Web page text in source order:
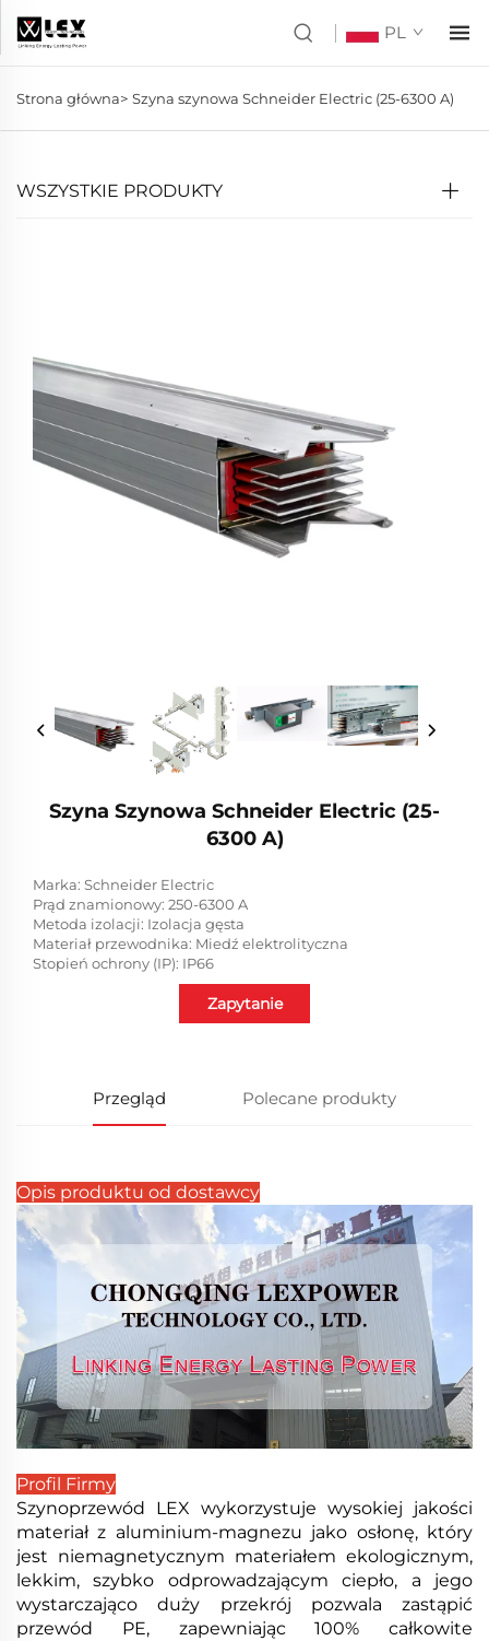
PL
Strona główna> Szyna szynowa Schneider Electric (25-6300 A)
WSZYSTKIE PRODUKTY
Szyna Szynowa Schneider Electric (25-
6300 A)
Marka: Schneider Electric
Prąd znamionowy: 250-6300 A
Metoda izolacji: Izolacja gęsta
Materiał przewodnika: Miedź elektrolityczna
Stopień ochrony (IP): IP66
Zapytanie
Przegląd Polecane produkty
Opis produktu od dostawcy
Profil Firmy
Szynoprzewód LEX wykorzystuje wysokiej jakości
materiał z aluminium-magnezu jako osłonę, który
jest niemagnetycznym materiałem ekologicznym,
lekkim, szybko odprowadzającym ciepło, a jego
wystarczająco duży przekrój pozwala zastąpić
przewód PE, zapewniając 100% całkowite